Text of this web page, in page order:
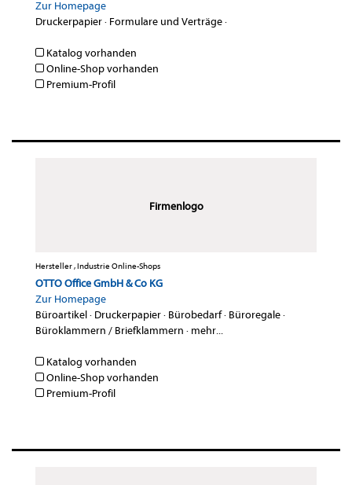
Zur Homepage
Druckerpapier· Formulare und Verträge·
Katalog vorhanden
Online-Shop vorhanden
Premium-Profil
Firmenlogo
Hersteller , Industrie Online-Shops
OTTO Office GmbH & Co KG
Zur Homepage
Büroartikel· Druckerpapier· Bürobedarf· Büroregale·
Büroklammern / Briefklammern · mehr...
Katalog vorhanden
Online-Shop vorhanden
Premium-Profil